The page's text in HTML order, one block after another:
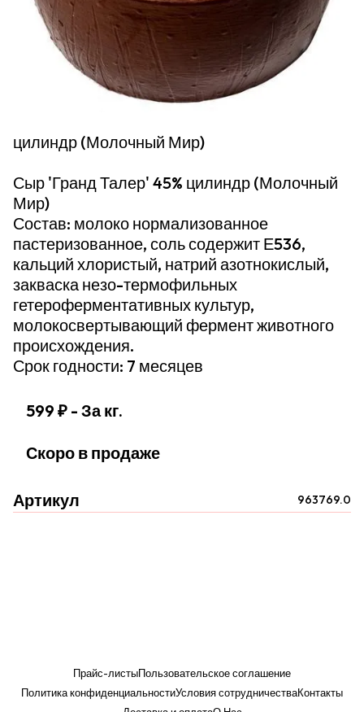
цилиндр (Молочный Мир)
Сыр 'Гранд Талер' 45% цилиндр (Молочный
Мир)
Состав: молоко нормализованное
пастеризованное, соль содержит Е536,
кальций хлористый, натрий азотнокислый,
закваска незо-термофильных
гетероферментативных культур,
молокосвертывающий фермент животного
происхождения.
Срок годности: 7 месяцев
599 ₽ - За кг.
Скоро в продаже
Артикул 963769.0
Прайс-листыПользовательское соглашение
Политика конфиденциальностиУсловия сотрудничестваКонтакты